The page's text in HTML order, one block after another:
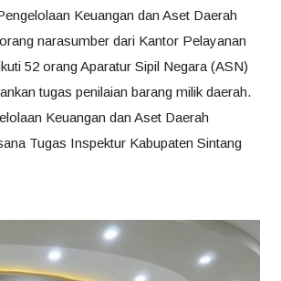
Keuangan dan Aset Daerah
narasumber dari Kantor Pelayanan
52 orang Aparatur Sipil Negara (ASN)
tugas penilaian barang milik daerah.
Keuangan dan Aset Daerah
Tugas Inspektur Kabupaten Sintang